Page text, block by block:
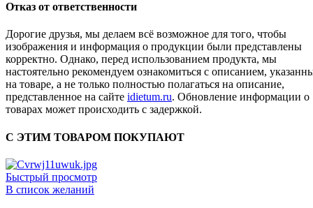
Отказ от ответственности
Дорогие друзья, мы делаем всё возможное для того, чтобы
изображения и информация о продукции были представлены
корректно. Однако, перед использованием продукта, мы
настоятельно рекомендуем ознакомиться с описанием,
на товаре, а не только полностью полагаться на описание,
представленное на сайте idietum.ru. Обновление информации о
товарах может происходить с задержкой.
С ЭТИМ ТОВАРОМ ПОКУПАЮТ
Быстрый просмотр
В список желаний